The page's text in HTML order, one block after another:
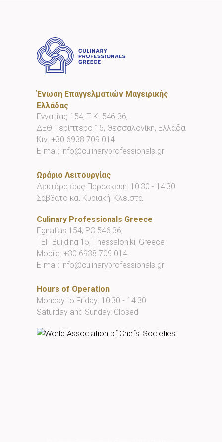
Ένωση Επαγγελματιών Μαγειρικής
Ελλάδας
Εγνατίας 154, Τ.Κ. 546 36,
ΔΕΘ Περίπτερο 15, Θεσσαλονίκη, Ελλάδα
Κιν: +30 6938 709 014
E-mail: info@culinaryprofessionals.gr
Ωράριο Λειτουργίας
Δευτέρα έως Παρασκευή: 10:30 - 14:30
Σάββατο και Κυριακή: Κλειστά
Culinary Professionals Greece
Egnatias 154, PC 546 36,
TEF Building 15, Thessaloniki, Greece
Mobile: +30 6938 709 014
E-mail: info@culinaryprofessionals.gr
Hours of Operation
Monday to Friday: 10:30 - 14:30
Saturday and Sunday: Closed